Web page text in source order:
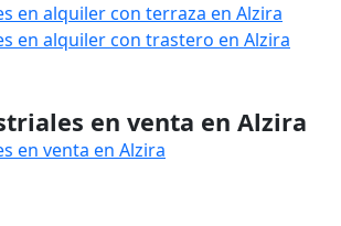
en alquiler con terraza en Alzira
en alquiler con trastero en Alzira
en venta en Alzira
en venta en Alzira